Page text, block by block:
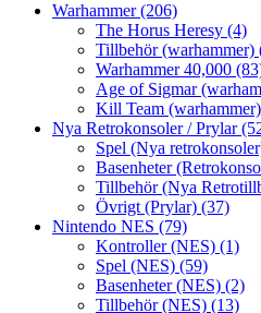
Warhammer(206)
The Horus Heresy (4)
Tillbehör (warhammer)
Warhammer 40,000
Age of Sigmar
Kill Team (warhammer)
Nya Retrokonsoler / Prylar
Spel (Nya
Basenheter
Tillbehör (Nya
Övrigt (Prylar) (37)
Nintendo NES (79)
Kontroller (NES) (1)
Spel (NES) (59)
Basenheter (NES) (2)
Tillbehör (NES) (13)